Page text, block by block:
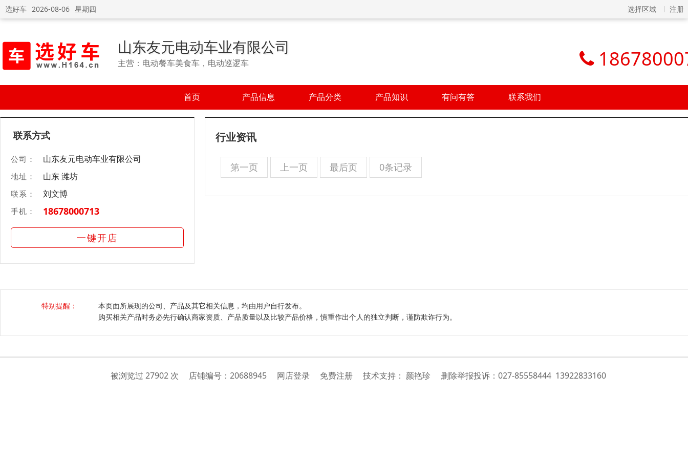
选好车 2026-08-06 星期四 选择区域 注册
山东友元电动车业有限公司
主营：电动餐车美食车，电动巡逻车
首页 产品信息 产品分类 产品知识 有问有答 联系我们
联系方式
公司： 山东友元电动车业有限公司
地址： 山东 潍坊
联系： 刘文博
手机： 18678000713
一键开店
行业资讯
第一页 上一页 最后页 0条记录
特别提醒：
本页面所展现的公司、产品及其它相关信息，均由用户自行发布。
购买相关产品时务必先行确认商家资质、产品质量以及比较产品价格，慎重作出个人的独立判断，谨防欺诈行为。
被浏览过 27902 次 店铺编号： 20688945 网店登录 免费注册 技术支持 ： 颜艳珍 删除举报投诉：027-85558444 13922833160